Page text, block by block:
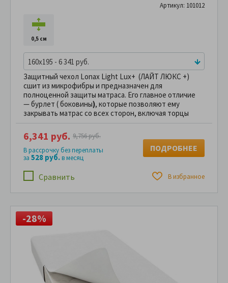
Артикул: 101012
0,5 см
160x195 - 6 341 руб.
Защитный чехол Lonax Light Lux+ (ЛАЙТ ЛЮКС +)
сшит из микрофибры и предназначен для
полноценной защиты матраса. Его главное отличие
— бурлет ( боковины), которые позволяют ему
закрывать матрас со всех сторон, включая торцы
Сравнить В избранное
6,341 руб. 9,756 руб.
В рассрочку без переплаты
за 528 руб.в месяц
ПОДРОБНЕЕ
-28%